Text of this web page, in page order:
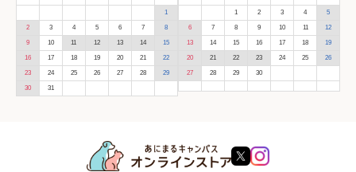
1
2 3 4 5 6 7 8
9 10 11 12 13 14 15
16 17 18 19 20 21 22
23 24 25 26 27 28 29
30 31
1 2 3 4 5
6 7 8 9 10 11 12
13 14 15 16 17 18 19
20 21 22 23 24 25 26
27 28 29 30